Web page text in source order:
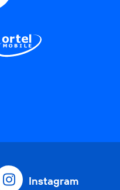
Instagram